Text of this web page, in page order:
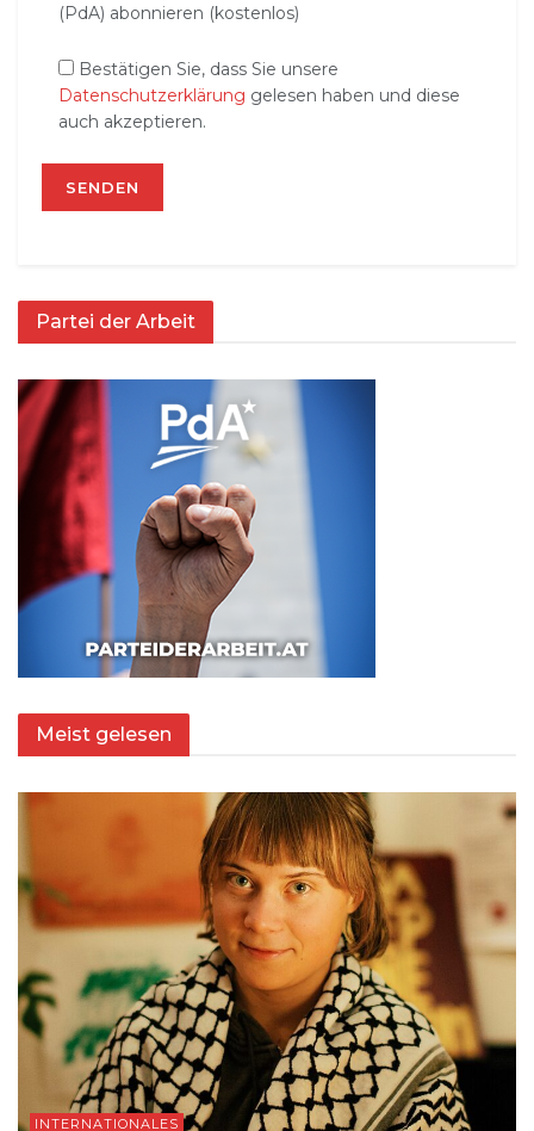
(PdA) abonnieren (kostenlos)
Bestätigen Sie, dass Sie unsere
Datenschutzerklärung gelesen haben und diese
auch akzeptieren.
Partei der Arbeit
Meist gelesen
INTERNATIONALES